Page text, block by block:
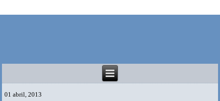
01 abril, 2013